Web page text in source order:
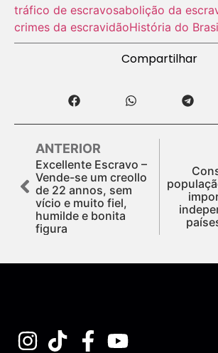
tráfico de escravosabolição da
crimes da escravidãoHistória do
Compartilhar
ANTERIOR
Excellente Escravo –
Vende-se um creollo
de 22 annos, sem
vício e muito fiel,
humilde e bonita
figura